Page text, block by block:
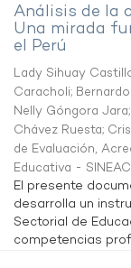
Análisis de la
Una mirada
el Perú
Lady Sihuay
Caracholi;
Nelly Góngora Jara;
Chávez Ruesta;
de Evaluación,
Educativa -
El presente
desarrolla un
Sectorial de
competencias